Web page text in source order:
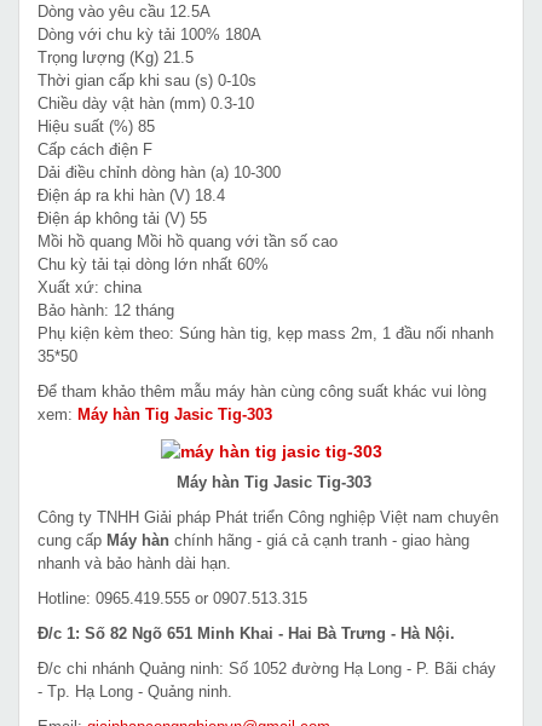
Dòng vào yêu cầu 12.5A
Dòng với chu kỳ tải 100% 180A
Trọng lượng (Kg) 21.5
Thời gian cấp khi sau (s) 0-10s
Chiều dày vật hàn (mm) 0.3-10
Hiệu suất (%) 85
Cấp cách điện F
Dải điều chỉnh dòng hàn (a) 10-300
Điện áp ra khi hàn (V) 18.4
Điện áp không tải (V) 55
Mồi hồ quang Mồi hồ quang với tần số cao
Chu kỳ tải tại dòng lớn nhất 60%
Xuất xứ: china
Bảo hành: 12 tháng
Phụ kiện kèm theo: Súng hàn tig, kẹp mass 2m, 1 đầu nối nhanh
35*50
Để tham khảo thêm mẫu máy hàn cùng công suất khác vui lòng
xem: Máy hàn Tig Jasic Tig-303
Máy hàn Tig Jasic Tig-303
Công ty TNHH Giải pháp Phát triển Công nghiệp Việt nam chuyên
cung cấp Máy hàn chính hãng - giá cả cạnh tranh - giao hàng
nhanh và bảo hành dài hạn.
Hotline: 0965.419.555 or 0907.513.315
Đ/c 1: Số 82 Ngõ 651 Minh Khai - Hai Bà Trưng - Hà Nội.
Đ/c chi nhánh Quảng ninh: Số 1052 đường Hạ Long - P. Bãi cháy
- Tp. Hạ Long - Quảng ninh.